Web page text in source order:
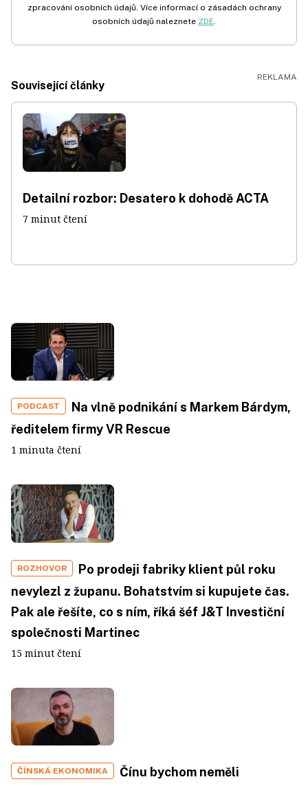
zpracování osobních údajů. Více informací o zásadách ochrany
osobních údajů naleznete ZDE.
Související články
Detailní rozbor: Desatero k dohodě ACTA
7 minut čtení
PODCAST
Na vlně podnikání s Markem Bárdym,
ředitelem firmy VR Rescue
1 minuta čtení
ROZHOVOR
Po prodeji fabriky klient půl roku
nevylezl z županu. Bohatstvím si kupujete čas.
Pak ale řešíte, co s ním, říká šéf J&T Investiční
společnosti Martinec
15 minut čtení
ČÍNSKÁ EKONOMIKA
Čínu bychom neměli